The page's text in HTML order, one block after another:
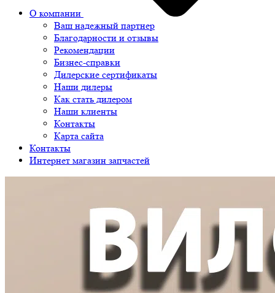
О компании
Ваш надежный партнер
Благодарности и отзывы
Рекомендации
Бизнес-справки
Дилерские сертификаты
Наши дилеры
Как стать дилером
Наши клиенты
Контакты
Карта сайта
Контакты
Интернет магазин запчастей